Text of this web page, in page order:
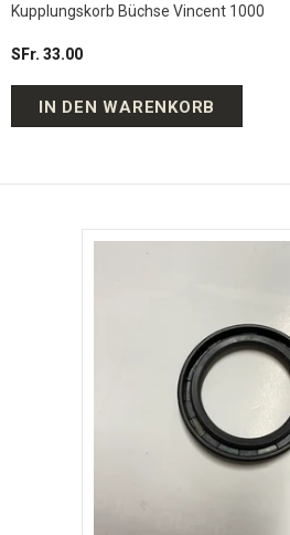
Kupplungskorb Büchse Vincent 1000
SFr. 33.00
IN DEN WARENKORB